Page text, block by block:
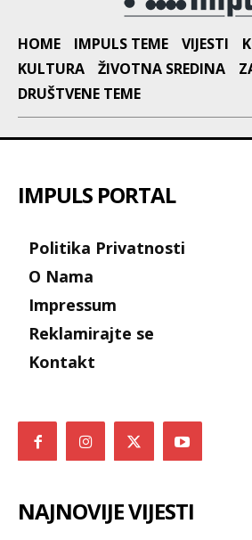
HOME IMPULS TEME VIJESTI
KULTURA
ŽIVOTNA SREDINA
DRUŠTVENE TEME
IMPULS PORTAL
Politika Privatnosti
O Nama
Impressum
Reklamirajte se
Kontakt
NAJNOVIJE VIJESTI